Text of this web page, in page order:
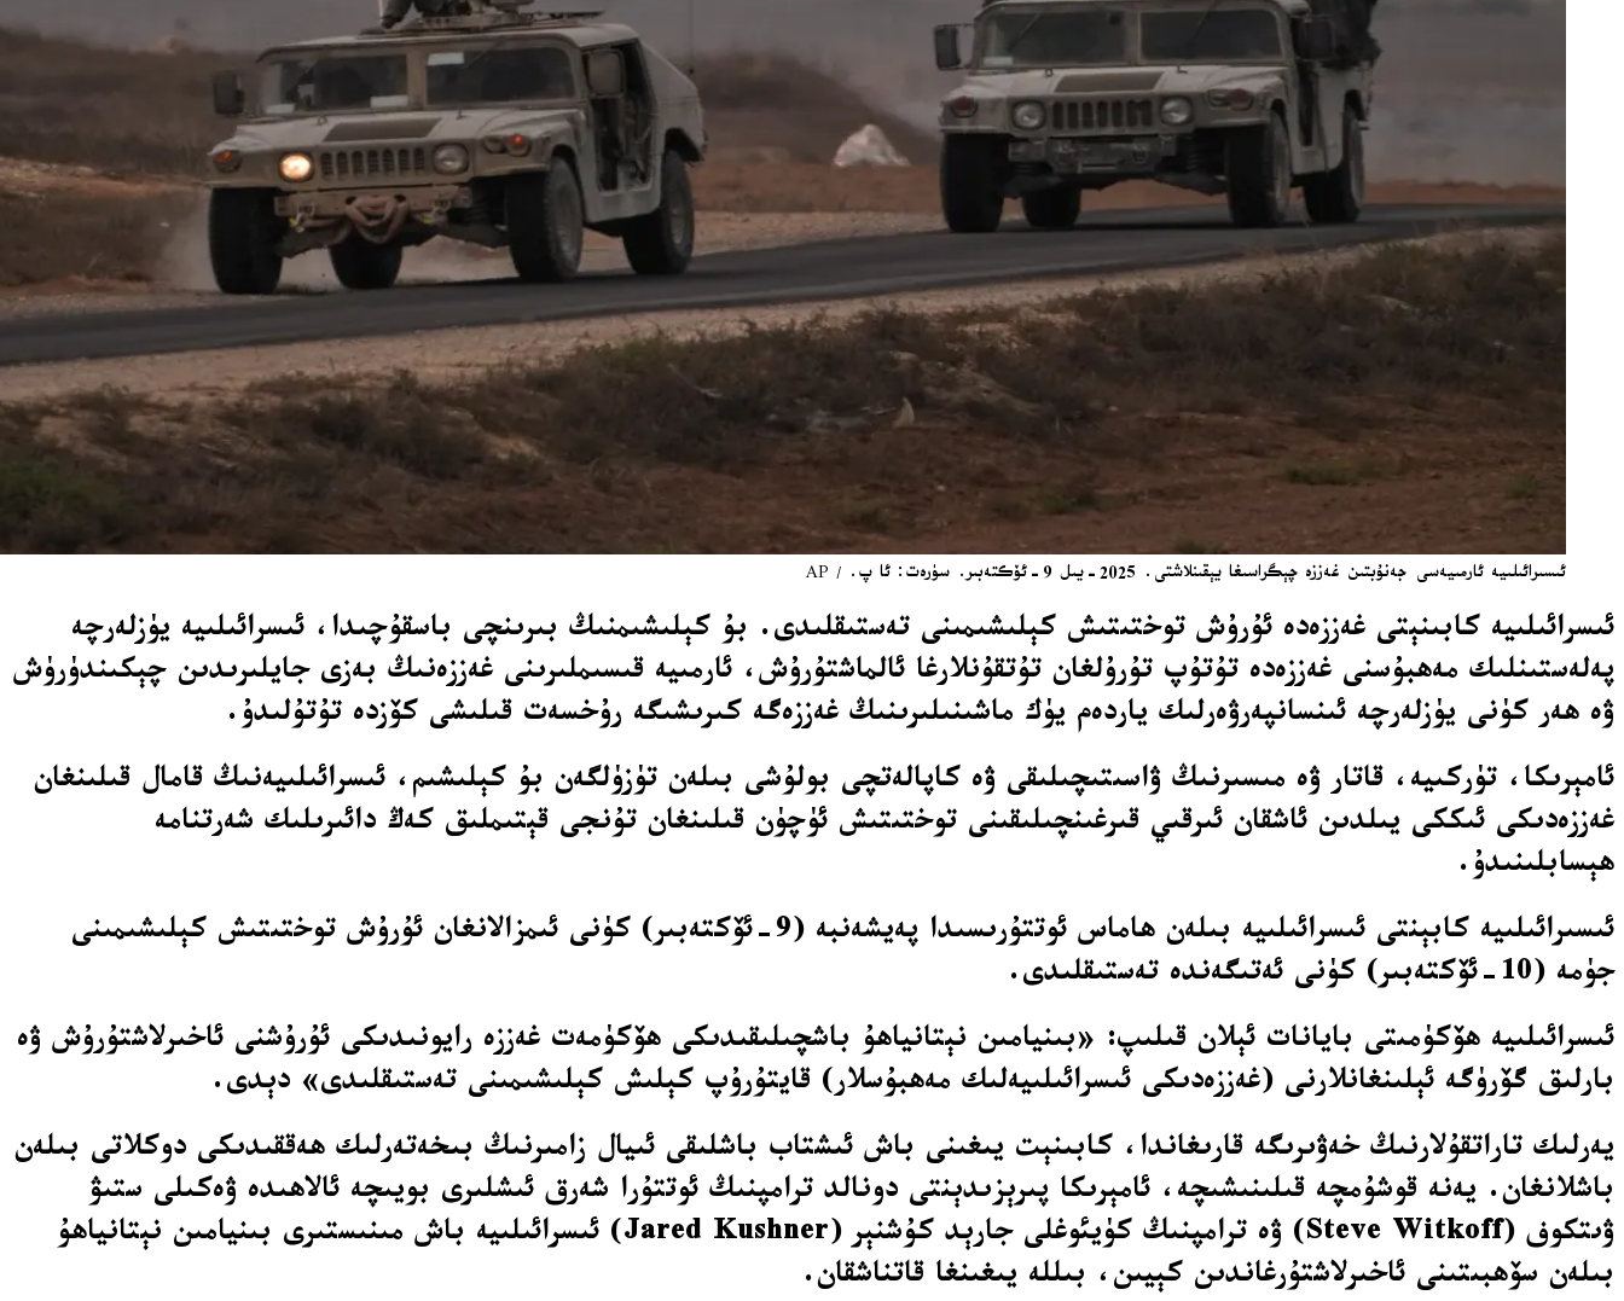
ئىسىرائىلىيە ئارمىيەسى جەنۇبتىن غەززە چېگراسىغا يېقىنلاشتى. 2025-يىل 9-ئۆكتەبىر. سۈرەت: ئا پ. / AP
ئىسرائىلىيە كابىنېتى غەززەدە ئۇرۇش توختىتىش كېلىشىمىنى تەستىقلىدى. بۇ كېلىشىمنىڭ بىرىنچى باسقۇچىدا، ئىسرائىلىيە يۈزلەرچە
پەلەستىنلىك مەھبۇسنى غەززەدە تۇتۇپ تۇرۇلغان تۇتقۇنلارغا ئالماشتۇرۇش، ئارمىيە قىسىملىرىنى غەززەنىڭ بەزى جايلىرىدىن چېكىندۈرۈش
ۋە ھەر كۈنى يۈزلەرچە ئىنسانپەرۋەرلىك ياردەم يۈك ماشىنىلىرىنىڭ غەززەگە كىرىشىگە رۇخسەت قىلىشى كۆزدە تۇتۇلىدۇ.
ئامېرىكا، تۈركىيە، قاتار ۋە مىسىرنىڭ ۋاسىتىچىلىقى ۋە كاپالەتچى بولۇشى بىلەن تۈزۈلگەن بۇ كېلىشىم، ئىسرائىلىيەنىڭ قامال قىلىنغان
غەززەدىكى ئىككى يىلدىن ئاشقان ئىرقىي قىرغىنچىلىقىنى توختىتىش ئۈچۈن قىلىنغان تۇنجى قېتىملىق كەڭ دائىرىلىك شەرتنامە
ھېسابلىنىدۇ.
ئىسىرائىلىيە كابېنتى ئىسرائىلىيە بىلەن ھاماس ئوتتۇرىسىدا پەيشەنبە (9-ئۆكتەبىر) كۈنى ئىمزالانغان ئۇرۇش توختىتىش كېلىشىمىنى
جۈمە (10-ئۆكتەبىر) كۈنى ئەتىگەندە تەستىقلىدى.
ئىسرائىلىيە ھۆكۈمىتى بايانات ئېلان قىلىپ: «بىنيامىن نېتانياھۇ باشچىلىقىدىكى ھۆكۈمەت غەززە رايونىدىكى ئۇرۇشنى ئاخىرلاشتۇرۇش ۋە
بارلىق گۆرۈگە ئېلىنغانلارنى (غەززەدىكى ئىسرائىلىيەلىك مەھبۇسلار) قايتۇرۇپ كېلىش كېلىشىمىنى تەستىقلىدى» دېدى.
يەرلىك تاراتقۇلارنىڭ خەۋىرىگە قارىغاندا، كابىنېت يىغىنى باش ئىشتاب باشلىقى ئىيال زامىرنىڭ بىخەتەرلىك ھەققىدىكى دوكلاتى بىلەن
باشلانغان. يەنە قوشۇمچە قىلىنىشىچە، ئامېرىكا پىرېزىدېنتى دونالد ترامپنىڭ ئوتتۇرا شەرق ئىشلىرى بويىچە ئالاھىدە ۋەكىلى ستىۋ
ۋىتكوف (Steve Witkoff) ۋە ترامپنىڭ كۈيئوغلى جارېد كۇشنېر (Jared Kushner) ئىسرائىلىيە باش مىنىستىرى بىنيامىن نېتانياھۇ
بىلەن سۆھبىتىنى ئاخىرلاشتۇرغاندىن كېيىن، بىللە يىغىنغا قاتناشقان.